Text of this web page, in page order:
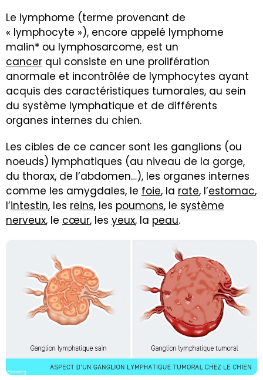
Le lymphome (terme provenant de
« lymphocyte »), encore appelé lymphome
malin* ou lymphosarcome, est un
cancer qui consiste en une prolifération
anormale et incontrôlée de lymphocytes ayant
acquis des caractéristiques tumorales, au sein
du système lymphatique et de différents
organes internes du chien.
Les cibles de ce cancer sont les ganglions (ou
noeuds) lymphatiques (au niveau de la gorge,
du thorax, de l’abdomen…), les organes internes
comme les amygdales, le foie, la rate, l’estomac,
l’intestin, les reins, les poumons, le système
nerveux, le cœur, les yeux, la peau.